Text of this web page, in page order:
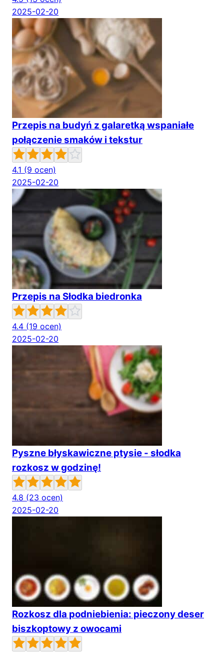
2025-02-20
Przepis na budyń z galaretką wspaniałe
połączenie smaków i tekstur
4.1 (9 ocen)
2025-02-20
Przepis na Słodka biedronka
4.4 (19 ocen)
2025-02-20
Pyszne błyskawiczne ptysie - słodka
rozkosz w godzinę!
4.8 (23 ocen)
2025-02-20
Rozkosz dla podniebienia: pieczony deser
biszkoptowy z owocami